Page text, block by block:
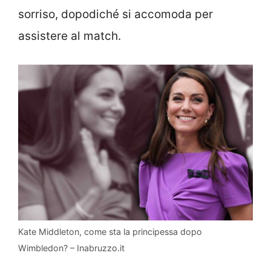
sorriso, dopodiché si accomoda per
assistere al match.
Kate Middleton, come sta la principessa dopo
Wimbledon? – Inabruzzo.it